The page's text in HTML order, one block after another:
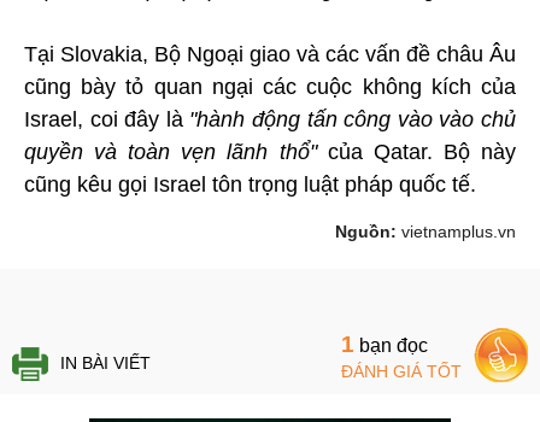
Tại Slovakia, Bộ Ngoại giao và các vấn đề châu Âu
cũng bày tỏ quan ngại các cuộc không kích của
Israel, coi đây là "hành động tấn công vào vào chủ
quyền và toàn vẹn lãnh thổ" của Qatar. Bộ này
cũng kêu gọi Israel tôn trọng luật pháp quốc tế.
Nguồn: vietnamplus.vn
IN BÀI VIẾT
1 bạn đọc
ĐÁNH GIÁ TỐT